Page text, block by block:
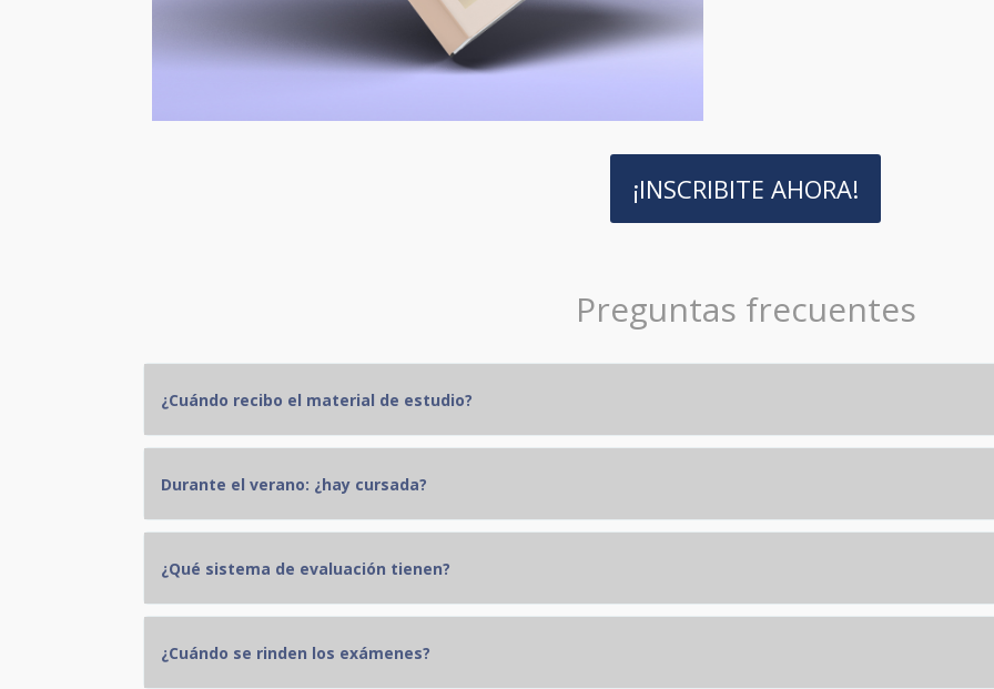
¡INSCRIBITE AHORA!
Preguntas frecuentes
¿Cuándo recibo el material de estudio?
Durante el verano: ¿hay cursada?
¿Qué sistema de evaluación tienen?
¿Cuándo se rinden los exámenes?